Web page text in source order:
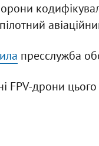
пресслужба
FPV-дрони цього